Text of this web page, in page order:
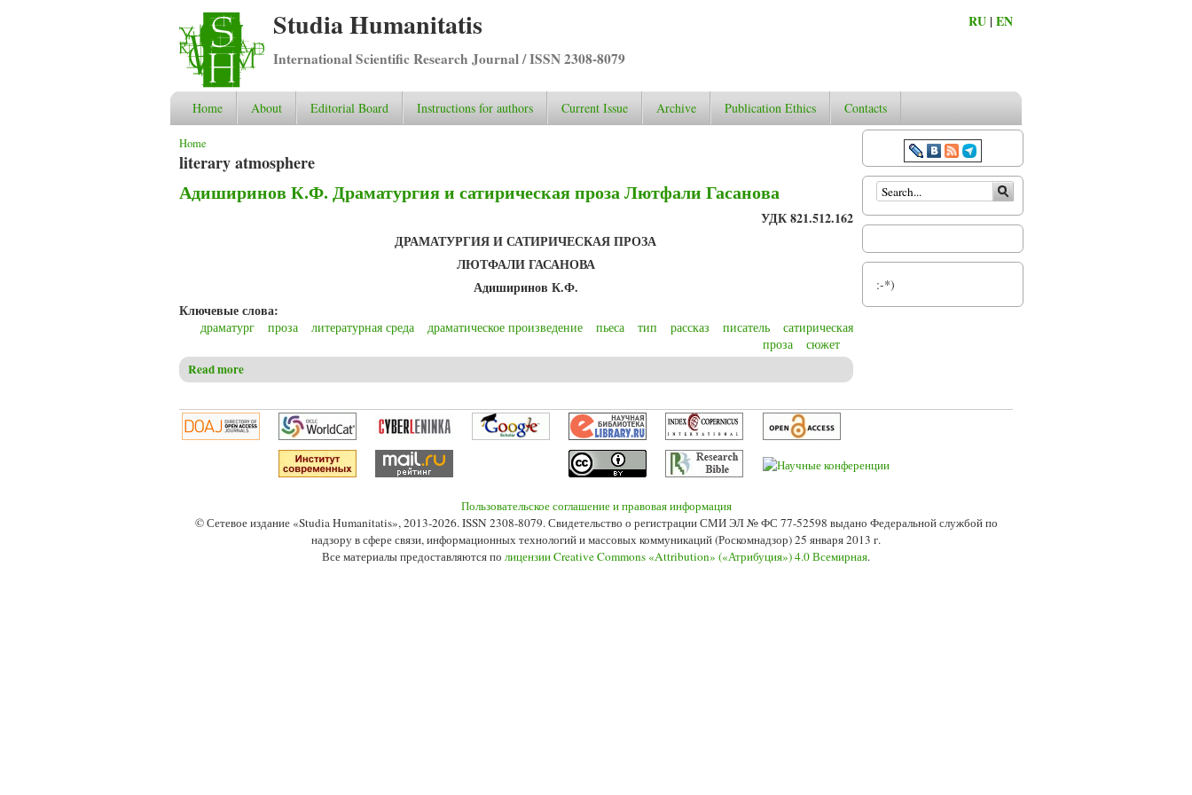
Studia Humanitatis
International Scientific Research Journal / ISSN 2308-8079
RU |EN
Home About Editorial Board Instructions for authors Current Issue Archive Publication Ethics Contacts
You are here
Home
literary atmosphere
Адиширинов К.Ф. Драматургия и сатирическая проза Лютфали Гасанова
УДК821.512.162
ДРАМАТУРГИЯ И САТИРИЧЕСКАЯ ПРОЗА
ЛЮТФАЛИ ГАСАНОВА
Адиширинов К.Ф.
Ключевые слова:
драматург проза литературная среда драматическое произведение пьеса тип рассказ писатель
сатирическая
проза
сюжет
Read more
Search form
:-*)
Пользовательское соглашение и правовая информация
© Сетевое издание «Studia Humanitatis», 2013-2026. ISSN 2308-8079. Свидетельство о регистрации СМИ ЭЛ № ФС 77-52598 выдано Федеральной службой по
надзору в сфере связи, информационных технологий и массовых коммуникаций (Роскомнадзор) 25 января 2013 г.
Все материалы предоставляются по лицензии Creative Commons «Attribution» («Атрибуция») 4.0 Всемирная.